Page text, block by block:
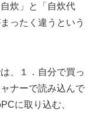
炊」と「自炊代
ったく違うという
、１．自分で買っ
ナーで読み込んで
に取り込む、